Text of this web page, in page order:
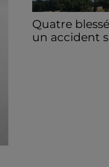
Quatre
un accident